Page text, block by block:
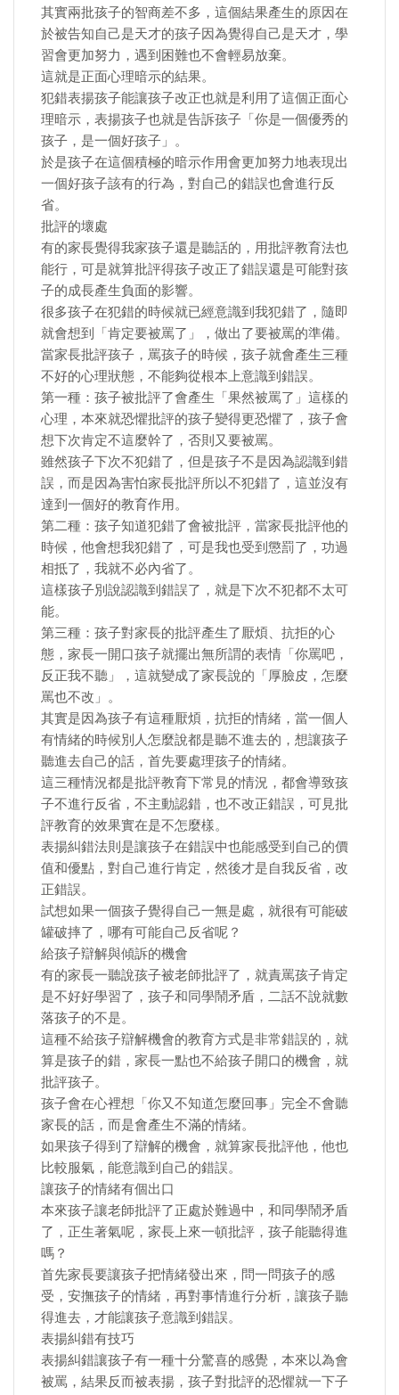
其實兩批孩子的智商差不多，這個結果產生的原因在
於被告知自己是天才的孩子因為覺得自己是天才，學
習會更加努力，遇到困難也不會輕易放棄。
這就是正面心理暗示的結果。
犯錯表揚孩子能讓孩子改正也就是利用了這個正面心
理暗示，表揚孩子也就是告訴孩子「你是一個優秀的
孩子，是一個好孩子」。
於是孩子在這個積極的暗示作用會更加努力地表現出
一個好孩子該有的行為，對自己的錯誤也會進行反
省。
批評的壞處
有的家長覺得我家孩子還是聽話的，用批評教育法也
能行，可是就算批評得孩子改正了錯誤還是可能對孩
子的成長產生負面的影響。
很多孩子在犯錯的時候就已經意識到我犯錯了，隨即
就會想到「肯定要被罵了」，做出了要被罵的準備。
當家長批評孩子，罵孩子的時候，孩子就會產生三種
不好的心理狀態，不能夠從根本上意識到錯誤。
第一種：孩子被批評了會產生「果然被罵了」這樣的
心理，本來就恐懼批評的孩子變得更恐懼了，孩子會
想下次肯定不這麼幹了，否則又要被罵。
雖然孩子下次不犯錯了，但是孩子不是因為認識到錯
誤，而是因為害怕家長批評所以不犯錯了，這並沒有
達到一個好的教育作用。
第二種：孩子知道犯錯了會被批評，當家長批評他的
時候，他會想我犯錯了，可是我也受到懲罰了，功過
相抵了，我就不必內省了。
這樣孩子別說認識到錯誤了，就是下次不犯都不太可
能。
第三種：孩子對家長的批評產生了厭煩、抗拒的心
態，家長一開口孩子就擺出無所謂的表情「你罵吧，
反正我不聽」，這就變成了家長說的「厚臉皮，怎麼
罵也不改」。
其實是因為孩子有這種厭煩，抗拒的情緒，當一個人
有情緒的時候別人怎麼說都是聽不進去的，想讓孩子
聽進去自己的話，首先要處理孩子的情緒。
這三種情況都是批評教育下常見的情況，都會導致孩
子不進行反省，不主動認錯，也不改正錯誤，可見批
評教育的效果實在是不怎麼樣。
表揚糾錯法則是讓孩子在錯誤中也能感受到自己的價
值和優點，對自己進行肯定，然後才是自我反省，改
正錯誤。
試想如果一個孩子覺得自己一無是處，就很有可能破
罐破摔了，哪有可能自己反省呢？
給孩子辯解與傾訴的機會
有的家長一聽說孩子被老師批評了，就責罵孩子肯定
是不好好學習了，孩子和同學鬧矛盾，二話不說就數
落孩子的不是。
這種不給孩子辯解機會的教育方式是非常錯誤的，就
算是孩子的錯，家長一點也不給孩子開口的機會，就
批評孩子。
孩子會在心裡想「你又不知道怎麼回事」完全不會聽
家長的話，而是會產生不滿的情緒。
如果孩子得到了辯解的機會，就算家長批評他，他也
比較服氣，能意識到自己的錯誤。
讓孩子的情緒有個出口
本來孩子讓老師批評了正處於難過中，和同學鬧矛盾
了，正生著氣呢，家長上來一頓批評，孩子能聽得進
嗎？
首先家長要讓孩子把情緒發出來，問一問孩子的感
受，安撫孩子的情緒，再對事情進行分析，讓孩子聽
得進去，才能讓孩子意識到錯誤。
表揚糾錯有技巧
表揚糾錯讓孩子有一種十分驚喜的感覺，本來以為會
被罵，結果反而被表揚，孩子對批評的恐懼就一下子